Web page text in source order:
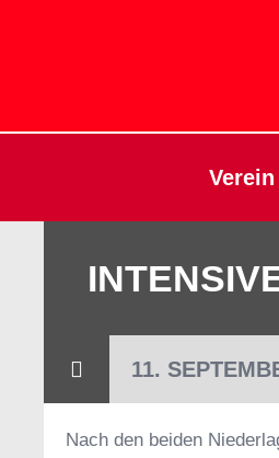
Verein
11.
Nach den beiden